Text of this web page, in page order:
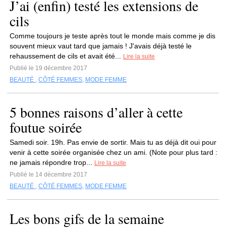
J’ai (enfin) testé les extensions de
cils
Comme toujours je teste après tout le monde mais comme je dis
souvent mieux vaut tard que jamais ! J'avais déjà testé le
rehaussement de cils et avait été...
Lire la suite
Publié le 19 décembre 2017
BEAUTÉ , CÔTÉ FEMMES, MODE FEMME
5 bonnes raisons d’aller à cette
foutue soirée
Samedi soir. 19h. Pas envie de sortir. Mais tu as déjà dit oui pour
venir à cette soirée organisée chez un ami. (Note pour plus tard :
ne jamais répondre trop...
Lire la suite
Publié le 14 décembre 2017
BEAUTÉ , CÔTÉ FEMMES, MODE FEMME
Les bons gifs de la semaine